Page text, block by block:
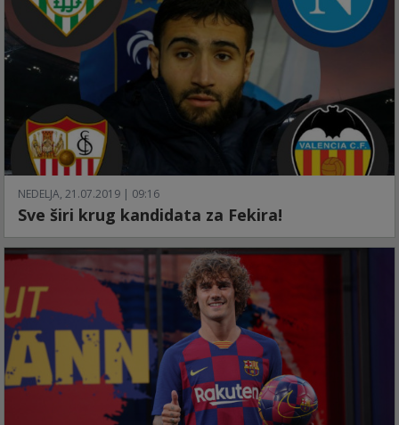
NEDELJA, 21.07.2019 | 09:16
Sve širi krug kandidata za Fekira!